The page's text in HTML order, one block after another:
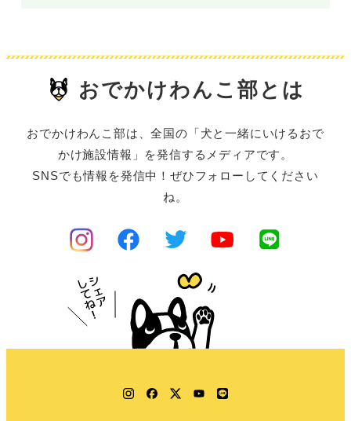
おでかけわんこ部とは
おでかけわんこ部は、全国の「犬と一緒にいけるおで
かけ施設情報」を発信するメディアです。
SNSでも情報を発信中！ぜひフォローしてください
ね。
Instagram
Facebook
TwitterYouTube
LINE